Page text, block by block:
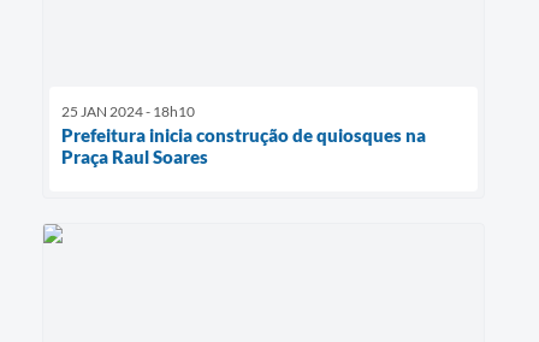
25 JAN 2024 - 18h10
Prefeitura inicia construção de quiosques na
Praça Raul Soares